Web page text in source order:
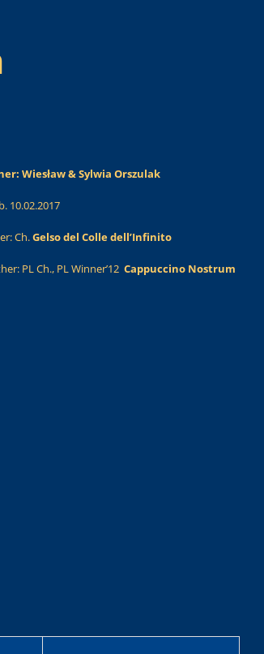
Wiesław & Sylwia Orszulak
10.02.2017
Ch.Gelso del Colle dell’Infinito
PL Ch., PL Winner’12 Cappuccino Nostrum